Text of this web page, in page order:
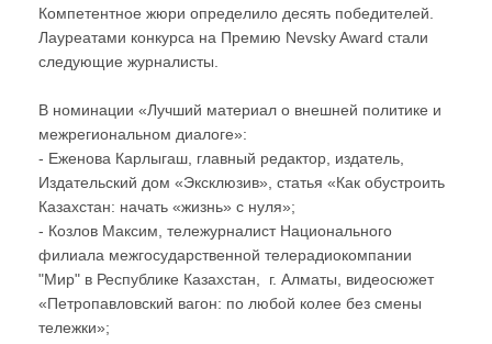
Компетентное жюри определило десять победителей.
Лауреатами конкурса на Премию Nevsky Award стали
следующие журналисты.
В номинации «Лучший материал о внешней политике и
межрегиональном диалоге»:
- Еженова Карлыгаш, главный редактор, издатель,
Издательский дом «Эксклюзив», статья «Как обустроить
Казахстан: начать «жизнь» с нуля»;
- Козлов Максим, тележурналист Национального
филиала межгосударственной телерадиокомпании
"Мир" в Республике Казахстан, г. Алматы, видеосюжет
«Петропавловский вагон: по любой колее без смены
тележки»;